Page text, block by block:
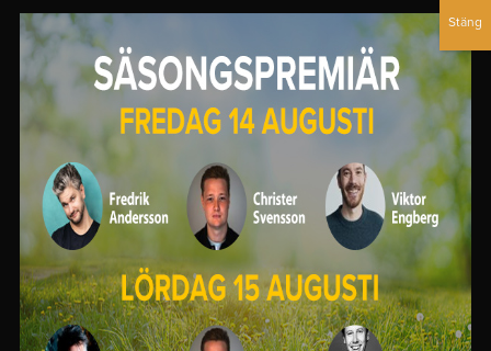
PETTER BRISTAV
SIMON GARSHASEBI
DEN ORANGEA FÅTÖLJEN ARKIVET